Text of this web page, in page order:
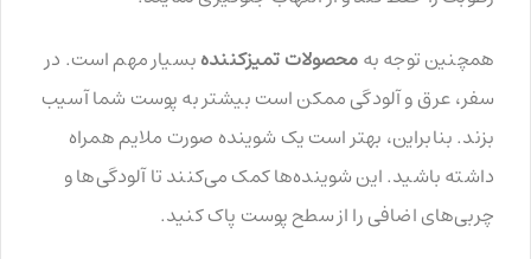
همچنین توجه بهمحصولات تمیزکنندهبسیار مهم است. در
سفر، عرق و آلودگی ممکن است بیشتر به پوست شما آسیب
بزند. بنابراین، بهتر است یک شوینده صورت ملایم همراه
داشته باشید. این شوینده‌ها کمک می‌کنند تا آلودگی‌ها و
چربی‌های اضافی را از سطح پوست پاک کنید.